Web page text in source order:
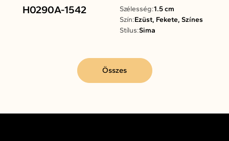
H0290A-1542 Szélesség:1.5 cm
Szín:Ezüst, Fekete, Színes
Stílus:Sima
Összes